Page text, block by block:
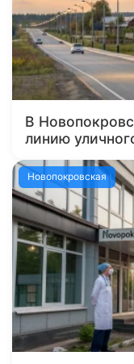
В
линию
Новопокровская